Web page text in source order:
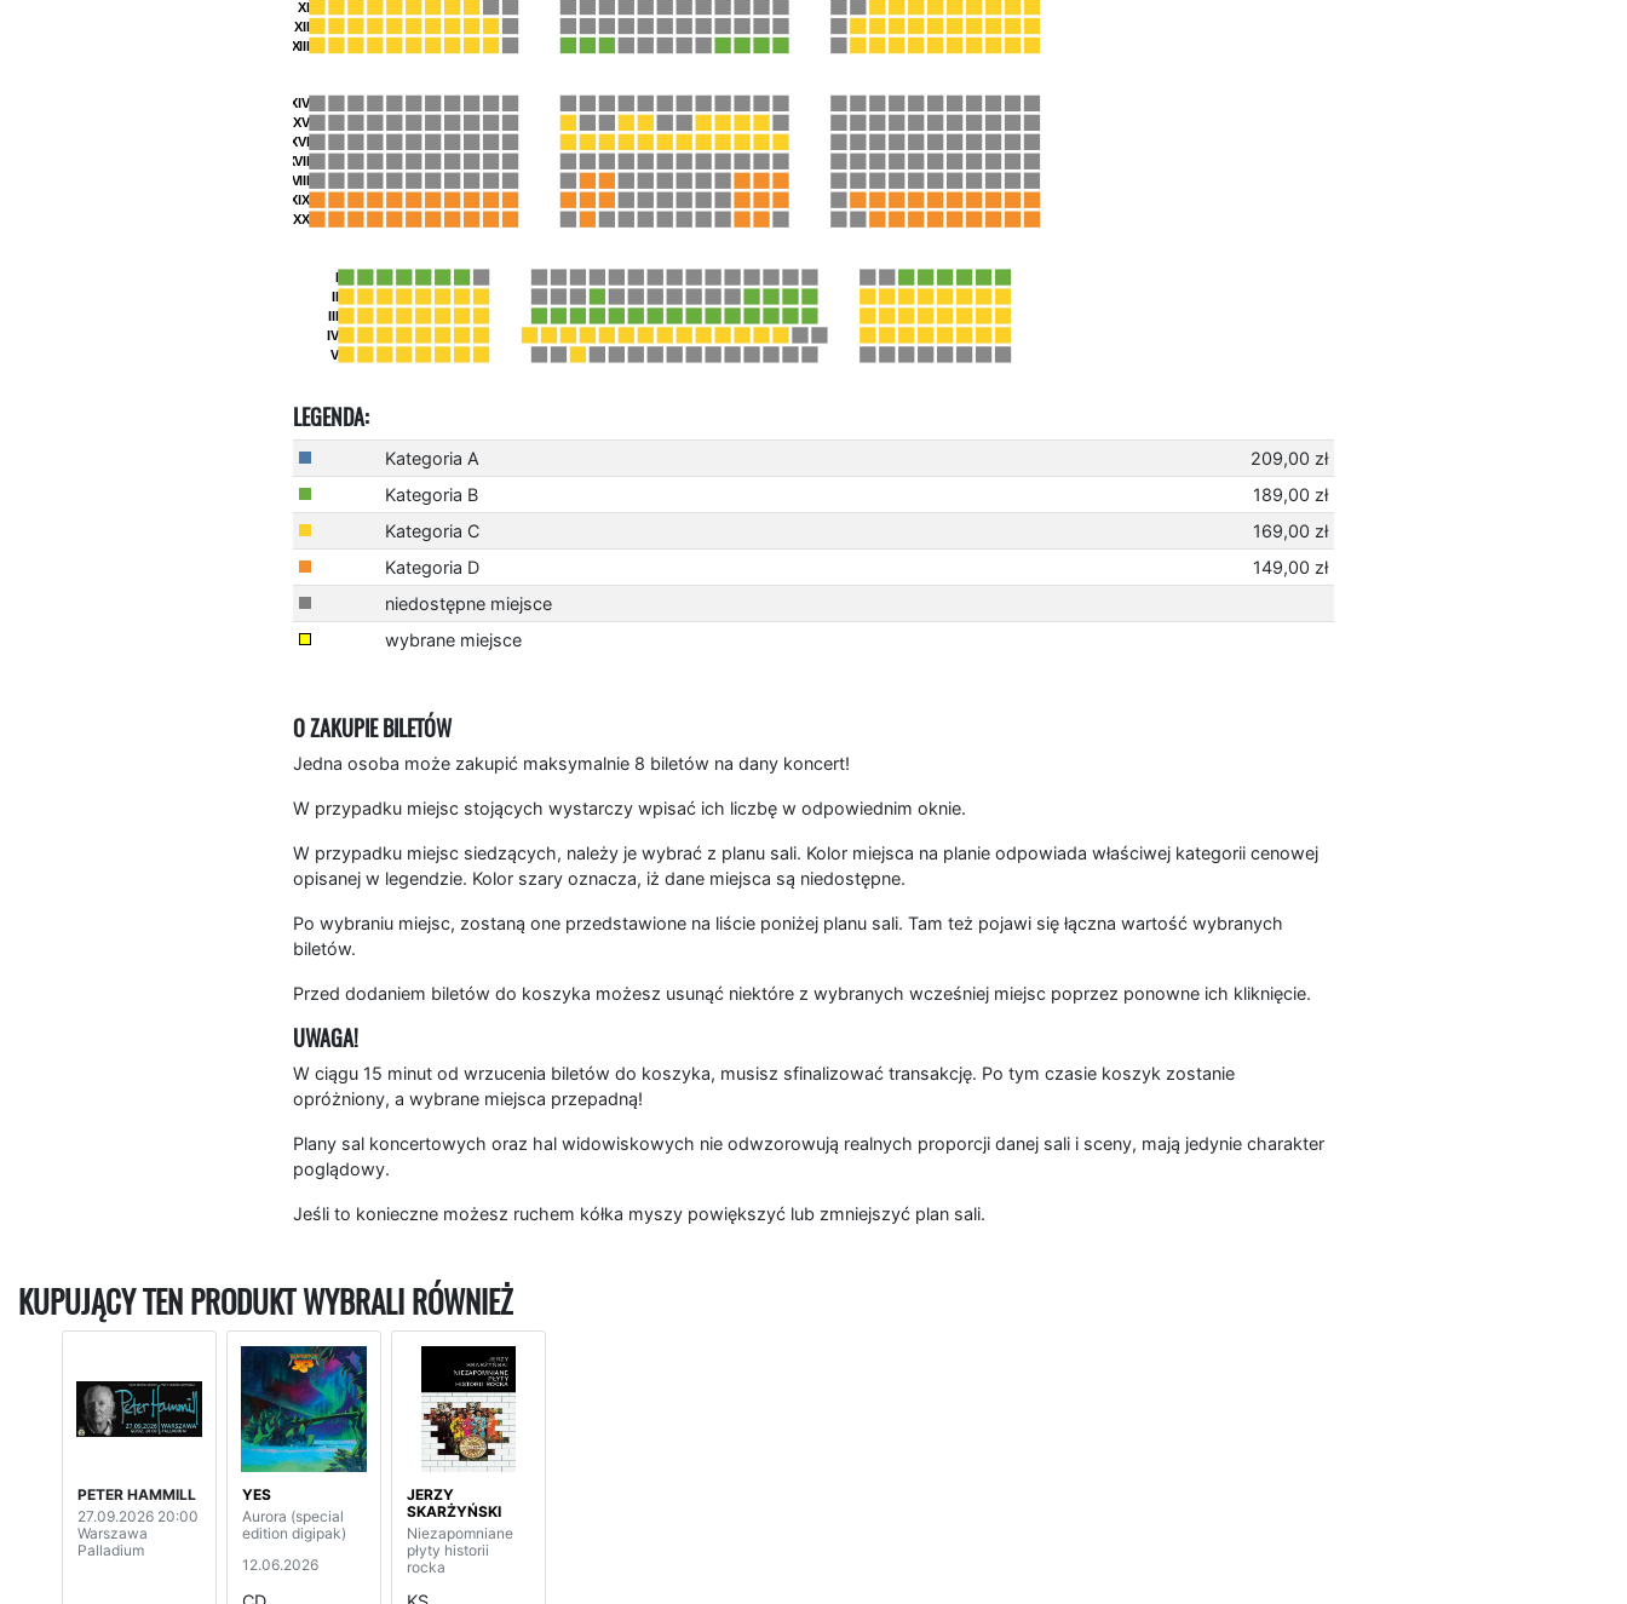
LEGENDA:
Kategoria A
209,00 zł
Kategoria B
189,00 zł
Kategoria C
169,00 zł
Kategoria D
149,00 zł
niedostępne miejsce
wybrane miejsce
O ZAKUPIE BILETÓW
Jedna osoba może zakupić maksymalnie 8 biletów na dany koncert!
W przypadku miejsc stojących wystarczy wpisać ich liczbę w odpowiednim oknie.
W przypadku miejsc siedzących, należy je wybrać z planu sali. Kolor miejsca na planie odpowiada właściwej kategorii cenowej
opisanej w legendzie. Kolor szary oznacza, iż dane miejsca są niedostępne.
Po wybraniu miejsc, zostaną one przedstawione na liście poniżej planu sali. Tam też pojawi się łączna wartość wybranych
biletów.
Przed dodaniem biletów do koszyka możesz usunąć niektóre z wybranych wcześniej miejsc poprzez ponowne ich kliknięcie.
UWAGA!
W ciągu 15 minut od wrzucenia biletów do koszyka, musisz sfinalizować transakcję. Po tym czasie koszyk zostanie
opróżniony, a wybrane miejsca przepadną!
Plany sal koncertowych oraz hal widowiskowych nie odwzorowują realnych proporcji danej sali i sceny, mają jedynie charakter
poglądowy.
Jeśli to konieczne możesz ruchem kółka myszy powiększyć lub zmniejszyć plan sali.
KUPUJĄCY TEN PRODUKT WYBRALI RÓWNIEŻ
PETER HAMMILL
27.09.2026 20:00
Warszawa
Palladium
YES
Aurora (special
edition digipak)
12.06.2026
JERZY
SKARŻYŃSKI
Niezapomniane
płyty historii
rocka